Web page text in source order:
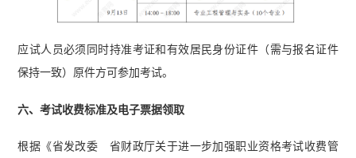
应试人员必须同时持准考证和有效居民身份证件（需与报名证件
保持一致）原件方可参加考试。
六、考试收费标准及电子票据领取
根据《省发改委 省财政厅关于进一步加强职业资格考试收费管